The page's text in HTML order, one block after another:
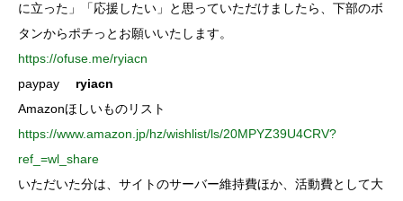
に立った」「応援したい」と思っていただけましたら、下部のボ
タンからポチっとお願いいたします。
https://ofuse.me/ryiacn
paypay ryiacn
Amazonほしいものリスト
https://www.amazon.jp/hz/wishlist/ls/20MPYZ39U4CRV?
ref_=wl_share
いただいた分は、サイトのサーバー維持費ほか、活動費として大